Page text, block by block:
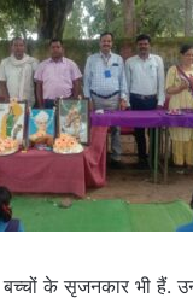
के सृजनकार भी हैं.